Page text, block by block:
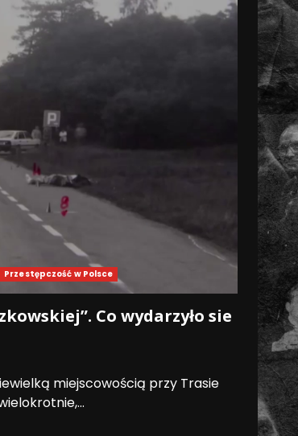
Przestępczość w Polsce
Co wydarzyło sie
miejscowością przy Trasie